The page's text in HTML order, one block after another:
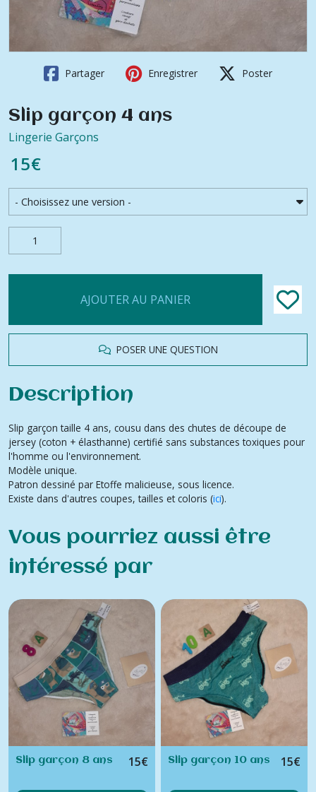
Partager Enregistrer Poster
Slip garçon 4 ans
Lingerie Garçons
15€
AJOUTER AU PANIER
POSER UNE QUESTION
Description
Slip garçon taille 4 ans, cousu dans des chutes de découpe de
jersey (coton + élasthanne) certifié sans substances toxiques pour
l'homme ou l'environnement.
Modèle unique.
Patron dessiné par Etoffe malicieuse, sous licence.
Existe dans d'autres coupes, tailles et coloris (ici).
Vous pourriez aussi être
intéressé par
Slip garçon 8 ans 15€ Slip garçon 10 ans 15€